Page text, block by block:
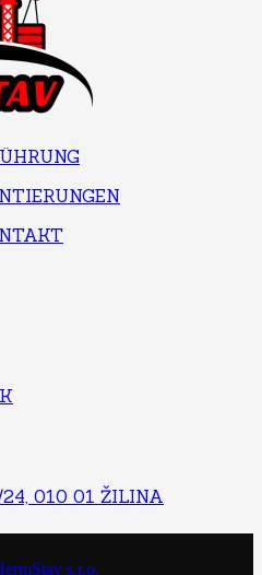
24, 010 01 ŽILINA
s.r.o.